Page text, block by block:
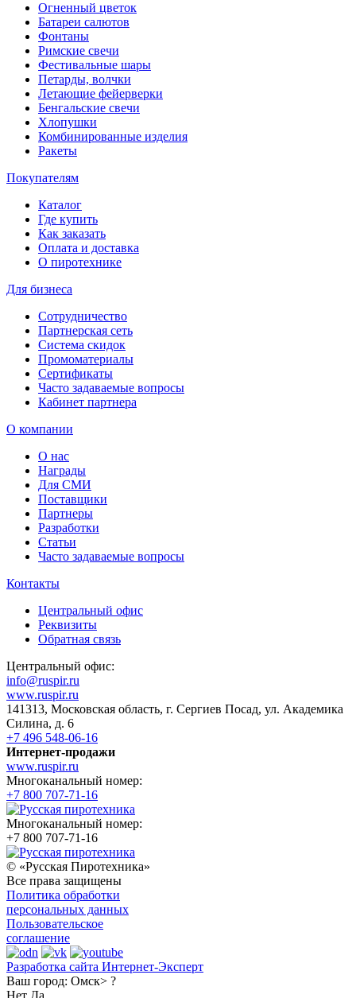
Огненный цветок
Батареи салютов
Фонтаны
Римские свечи
Фестивальные шары
Петарды, волчки
Летающие фейерверки
Бенгальские свечи
Хлопушки
Комбинированные изделия
Ракеты
Покупателям
Каталог
Где купить
Как заказать
Оплата и доставка
О пиротехнике
Для бизнеса
Сотрудничество
Партнерская сеть
Система скидок
Промоматериалы
Сертификаты
Часто задаваемые вопросы
Кабинет партнера
О компании
О нас
Награды
Для СМИ
Поставщики
Партнеры
Разработки
Статьи
Часто задаваемые вопросы
Контакты
Центральный офис
Реквизиты
Обратная связь
Центральный офис:
info@ruspir.ru
www.ruspir.ru
141313, Московская область, г. Сергиев Посад, ул. Академика
Силина, д. 6
+7 496 548-06-16
Интернет-продажи
www.ruspir.ru
Многоканальный номер:
+7 800 707-71-16
Многоканальный номер:
+7 800 707-71-16
© «Русская Пиротехника»
Все права защищены
Политика обработки
персональных данных
Пользовательское
соглашение
Разработка сайта Интернет-Эксперт
Ваш город: Омск> ?